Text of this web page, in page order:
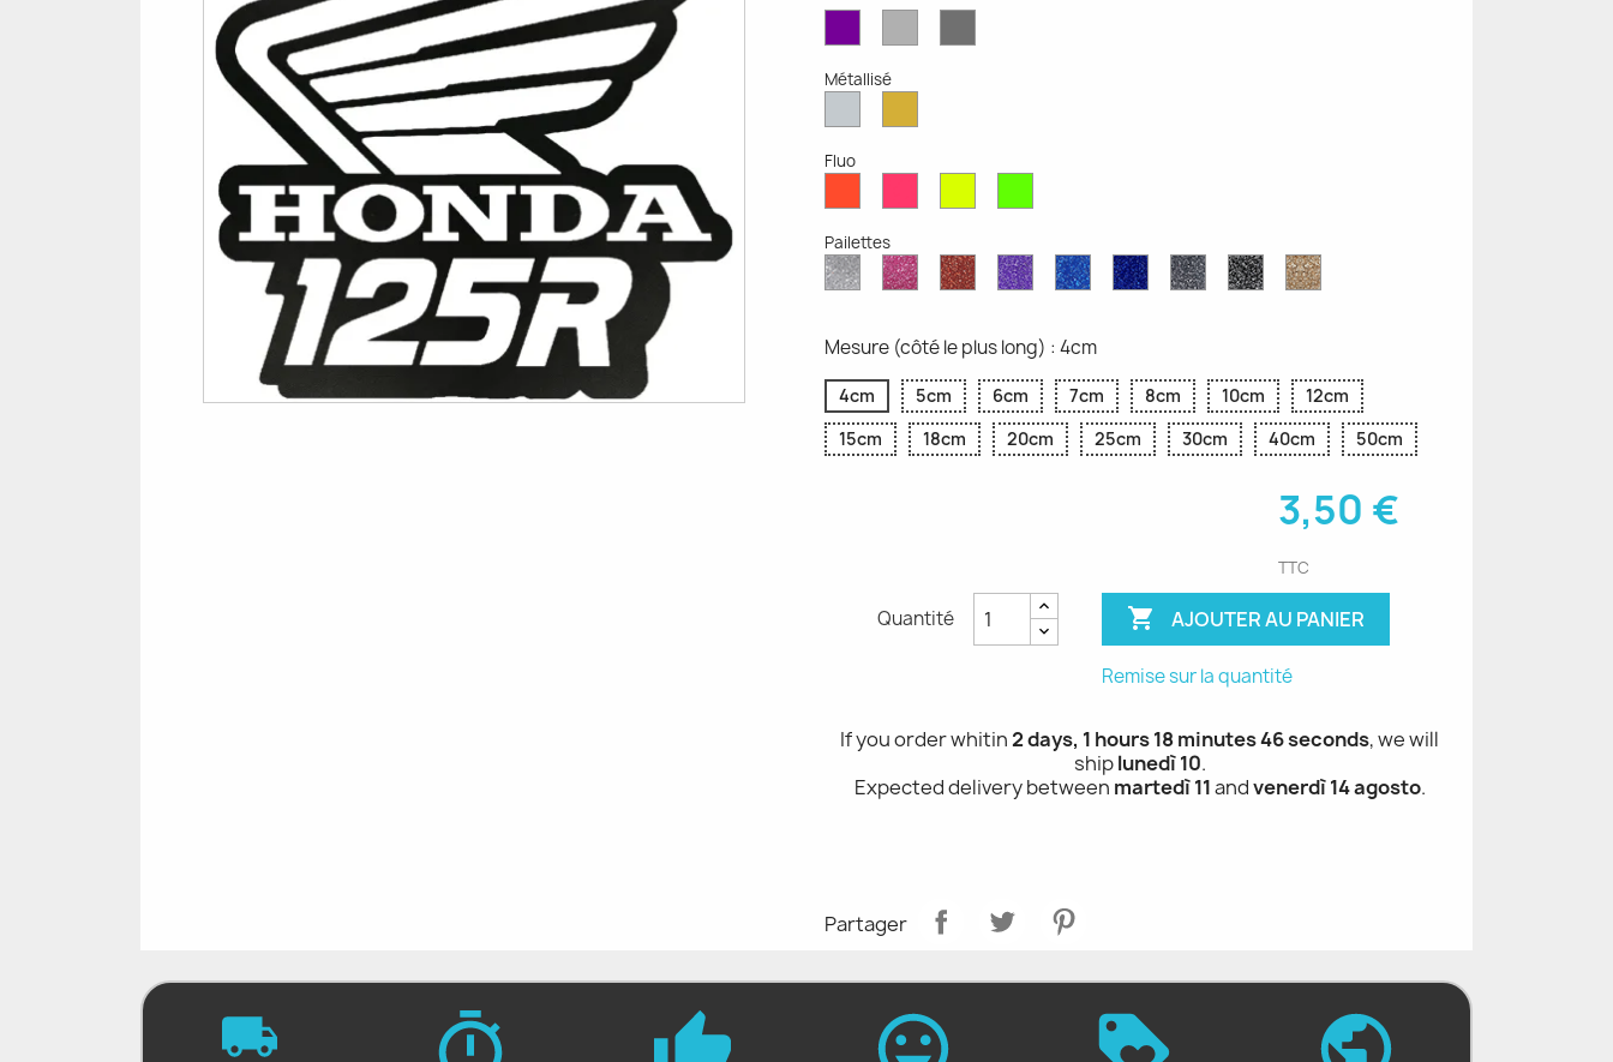
Mat
Clair
Foncé
Métallisé
MétalliséMétallique
Fluo
Fluo
Fluo
Fluo
Fluo
Pailettes
Diamant
Scintillant
Paillettes
Roses
Paillettes
Rouges
Paillettes
Violettes
Saphir
Bleu
Paillettes
Bleu
Gris
Pailleté
Paillettes
Noires
Paillettes
d'Or
Mesure (côté le plus long) : 4cm
4cm 5cm 6cm 7cm 8cm 10cm
12cm
15cm
18cm 20cm 25cm 30cm 40cm 50cm
3,50 €
TTC
Quantité  AJOUTER AU PANIER
Remise sur la quantité
If you order whitin2 days, 1 hours 18 minutes 45 seconds, we will
shiplunedì 10.
Expected delivery between martedì 11andvenerdì 14 agosto.
Partager